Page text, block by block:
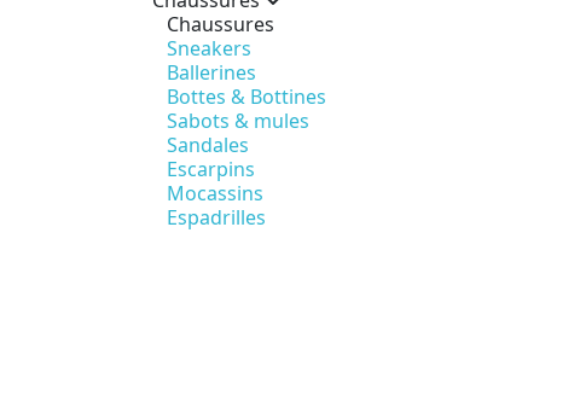
Chaussures
Sneakers
Ballerines
Bottes & Bottines
Sabots & mules
Sandales
Escarpins
Mocassins
Espadrilles